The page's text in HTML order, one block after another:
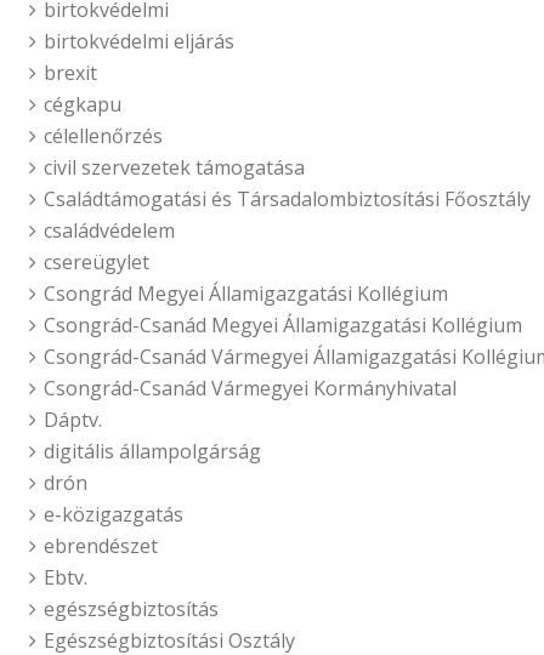
birtokvédelmi
birtokvédelmi eljárás
brexit
cégkapu
célellenőrzés
civil szervezetek támogatása
Családtámogatási és Társadalombiztosítási Főosztály
családvédelem
csereügylet
Csongrád Megyei Államigazgatási Kollégium
Csongrád-Csanád Megyei Államigazgatási Kollégium
Csongrád-Csanád Vármegyei Államigazgatási
Csongrád-Csanád Vármegyei Kormányhivatal
Dáptv.
digitális állampolgárság
drón
e-közigazgatás
ebrendészet
Ebtv.
egészségbiztosítás
Egészségbiztosítási Osztály